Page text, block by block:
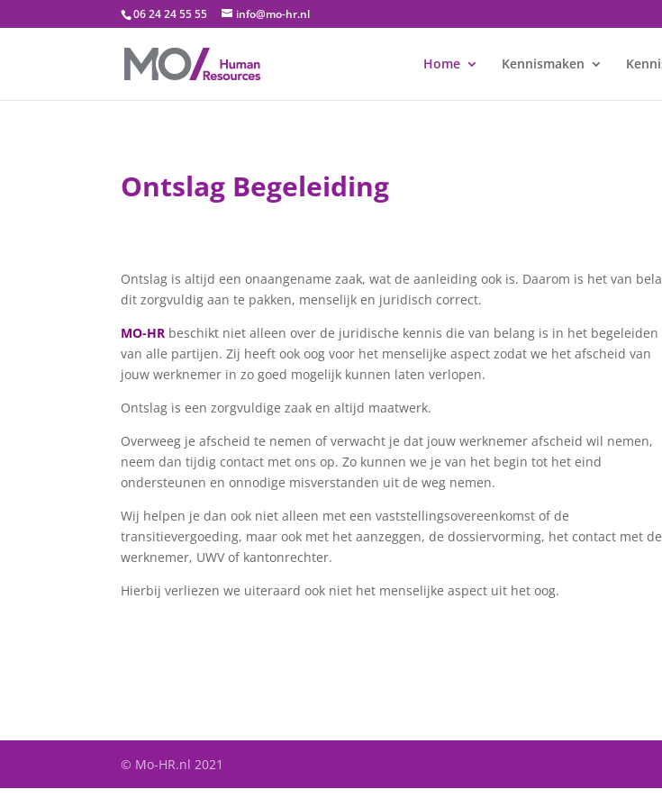
06 24 24 55 55 info@mo-hr.nl
Home Kennismaken
Ontslag Begeleiding
Ontslag is altijd een onaangename zaak, wat de aanleiding ook is. Daarom is het van
dit zorgvuldig aan te pakken, menselijk en juridisch correct.
MO-HR beschikt niet alleen over de juridische kennis die van belang is in het begeleiden
van alle partijen. Zij heeft ook oog voor het menselijke aspect zodat we het afscheid van
jouw werknemer in zo goed mogelijk kunnen laten verlopen.
Ontslag is een zorgvuldige zaak en altijd maatwerk.
Overweeg je afscheid te nemen of verwacht je dat jouw werknemer afscheid wil nemen,
neem dan tijdig contact met ons op. Zo kunnen we je van het begin tot het eind
ondersteunen en onnodige misverstanden uit de weg nemen.
Wij helpen je dan ook niet alleen met een vaststellingsovereenkomst of de
transitievergoeding, maar ook met het aanzeggen, de dossiervorming, het contact met de
werknemer, UWV of kantonrechter.
Hierbij verliezen we uiteraard ook niet het menselijke aspect uit het oog.
© Mo-HR.nl 2021